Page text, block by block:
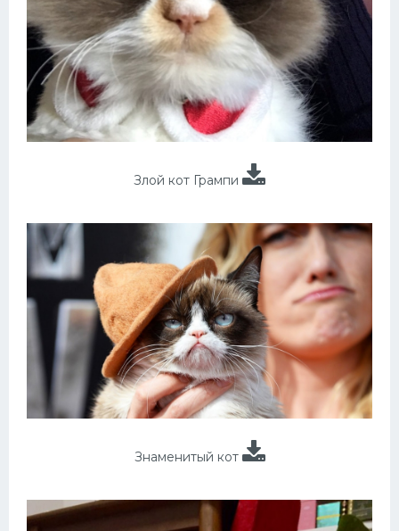
Злой кот Грампи
Знаменитый кот